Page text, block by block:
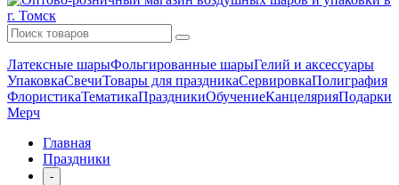
Латексные шарыФольгированные шарыГелий и аксессуары
УпаковкаСвечиТовары для праздникаСервировкаПолиграфия
ФлористикаТематикаПраздникиОбучениеКанцелярияПодарки
Мерч
Главная
Праздники
-